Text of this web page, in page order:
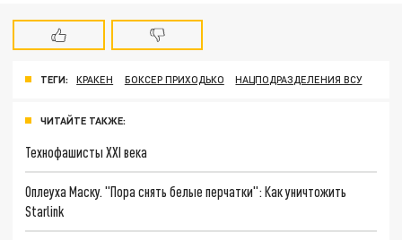
ТЕГИ: КРАКЕН БОКСЕР ПРИХОДЬКО НАЦПОДРАЗДЕЛЕНИЯ ВСУ
ЧИТАЙТЕ ТАКЖЕ:
Технофашисты XXI века
Оплеуха Маску. "Пора снять белые перчатки": Как уничтожить
Starlink